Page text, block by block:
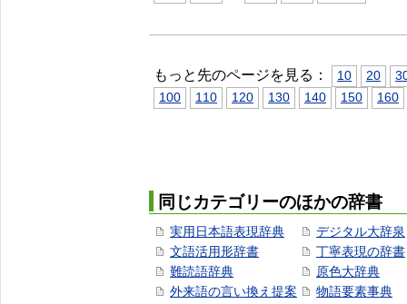
もっと先のページを見る： 10 20
100
110 120 130 140 150 160
同じカテゴリーのほかの辞書
実用日本語表現辞典
文語活用形辞書
難読語辞典
外来語の言い換え提案
デジタル大辞泉
丁寧表現の辞書
原色大辞典
物語要素事典